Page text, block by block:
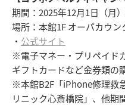
期間：2025年12月1日（月
場所：本館1F オーパカウン
・ 公式サイト
※電子マネー・プリペイド
ギフトカードなど金券類の
※本館B2F「iPhone修理救
リニック心斎橋院」、他期